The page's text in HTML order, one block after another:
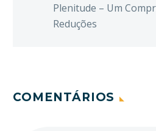
Plenitude – Um
Reduções
COMENTÁRIOS